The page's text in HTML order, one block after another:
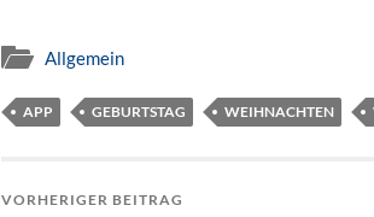
Allgemein
APP GEBURTSTAG WEIHNACHTEN
VORHERIGER BEITRAG